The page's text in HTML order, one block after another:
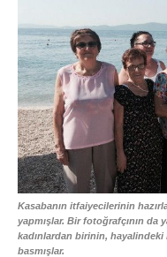
Kasabanın itfaiyecilerinin
yapmışlar. Bir fotoğrafçının da
kadınlardan birinin,
basmışlar.